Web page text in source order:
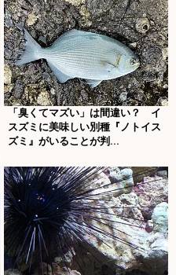
「臭くてマズい」は間違い？ イ
スズミに美味しい別種『ノトイス
ズミ』がいることが判...